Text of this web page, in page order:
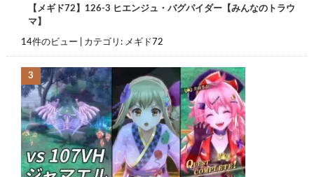
【メギド72】126-3 ヒエンジュ・バグパイダー【みんなのトラウ
マ】
14件のビュー カテゴリ: メギド72